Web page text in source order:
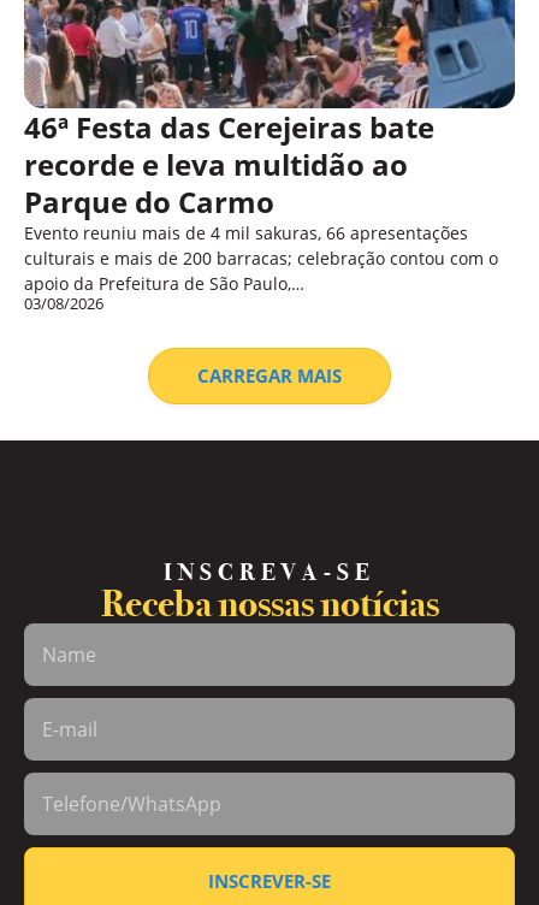
46ª Festa das Cerejeiras bate
recorde e leva multidão ao
Parque do Carmo
Evento reuniu mais de 4 mil sakuras, 66 apresentações
culturais e mais de 200 barracas; celebração contou com o
apoio da Prefeitura de São Paulo,…
03/08/2026
CARREGAR MAIS
INSCREVA-SE
Receba nossas notícias
INSCREVER-SE